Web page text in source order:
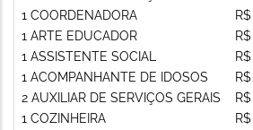
1 COORDENADORA
1 ARTE EDUCADOR
1 ASSISTENTE SOCIAL
1 ACOMPANHANTE DE IDOSOS
2 AUXILIAR DE SERVIÇOS GERAIS
1 COZINHEIRA